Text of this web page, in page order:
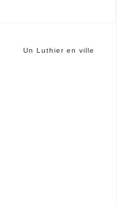
Un Luthier en ville